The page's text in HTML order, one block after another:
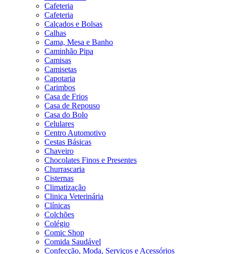
Cafeteria
Cafeteria
Calçados e Bolsas
Calhas
Cama, Mesa e Banho
Caminhão Pipa
Camisas
Camisetas
Capotaria
Carimbos
Casa de Frios
Casa de Repouso
Casa do Bolo
Celulares
Centro Automotivo
Cestas Básicas
Chaveiro
Chocolates Finos e Presentes
Churrascaria
Cisternas
Climatização
Clinica Veterinária
Clínicas
Colchões
Colégio
Comic Shop
Comida Saudável
Confecção, Moda, Serviços e Acessórios